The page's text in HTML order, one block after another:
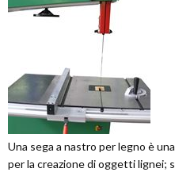
Una sega a nastro per legno è
per la creazione di oggetti lignei;